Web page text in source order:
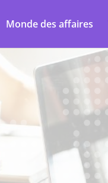
Monde des affaires